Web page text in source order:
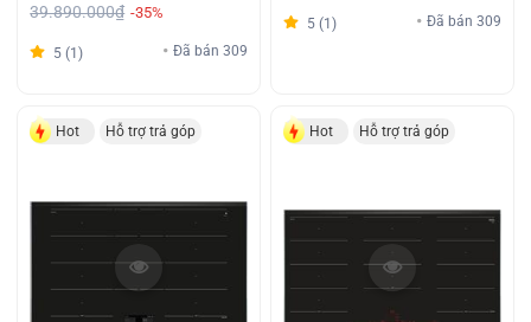
39.890.000₫ -35%
5 (1) Đã bán 309
5 (1) Đã bán 309
Hot Hỗ trợ trả góp Hot Hỗ trợ trả góp